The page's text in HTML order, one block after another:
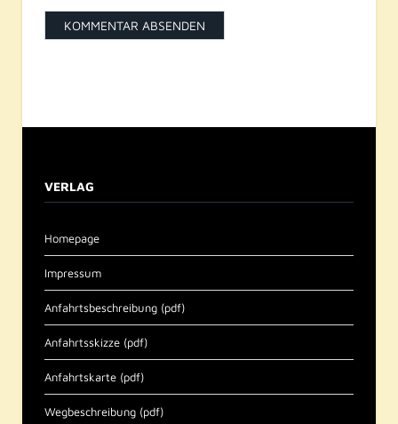
VERLAG
Homepage
Impressum
Anfahrtsbeschreibung (pdf)
Anfahrtsskizze (pdf)
Anfahrtskarte (pdf)
Wegbeschreibung (pdf)